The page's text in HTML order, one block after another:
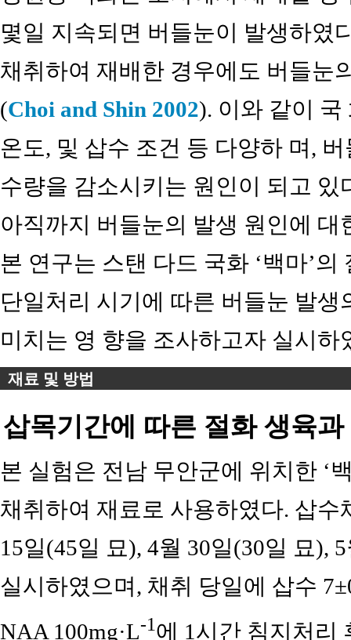
몇일 지속되면 버들눈이 발생하였
채취하여 재배한 경우에도 버들눈
(Choi and Shin 2002). 이와 같이
온도, 및 삽수 조건 등 다양하 며,
수량을 감소시키는 원인이 되고 있
아직까지 버들눈의 발생 원인에
본 연구는 스탠 다드 국화 ‘백마’
단일처리 시기에 따른 버들눈 발
미치는 영 향을 조사하고자 실시하
재료 및 방법
삽목기간에 따른 절화 생육
본 실험은 전남 무안군에 위치한 ‘
채취하여 재료로 사용하였다. 삽
15일(45일 묘), 4월 30일(30일 묘),
실시하였으며, 채취 당일에 삽수
NAA 100mg·L-1에 1시간 침지처리